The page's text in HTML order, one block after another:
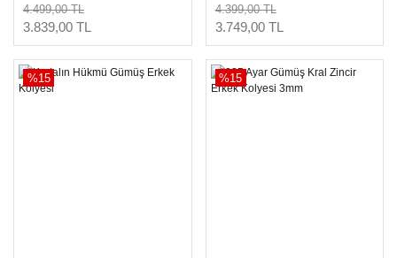
4.499,00 TL
3.839,00 TL
4.399,00 TL
3.749,00 TL
%15 %15